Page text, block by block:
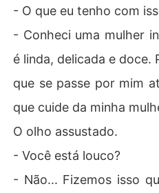
- O que eu tenho com
- Conheci uma mulher
é linda, delicada e doce.
que se passe por mim
que cuide da minha
O olho assustado.
- Você está louco?
- Não... Fizemos isso